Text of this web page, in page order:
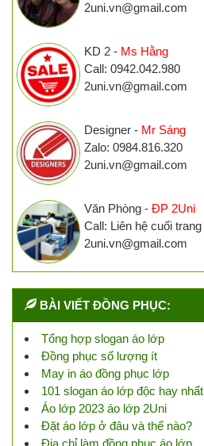
2uni.vn@gmail.com
KD 2 - Ms Hằng
Call: 0942.042.980
2uni.vn@gmail.com
Designer - Mr Sáng
Zalo: 0984.816.320
2uni.vn@gmail.com
Văn Phòng - ĐP 2Uni
Call: Liên hệ cuối trang
2uni.vn@gmail.com
BÀI VIẾT ĐỒNG PHỤC:
Tổng hợp slogan áo lớp
Đồng phục số lượng ít
May in áo đồng phục lớp
101 slogan áo lớp độc hay nhất
Áo lớp 2023 áo lớp 2Uni
Đặt áo lớp ở đâu và thế nào?